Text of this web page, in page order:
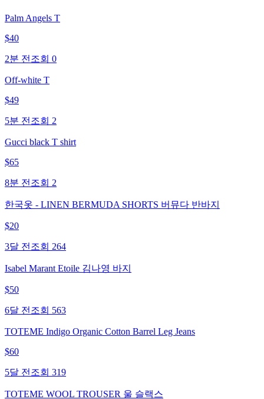
Palm Angels T
$40
2분 전 조회 0
Off-white T
$49
5분 전 조회 2
Gucci black T shirt
$65
8분 전 조회 2
한국옷 - LINEN BERMUDA SHORTS 버뮤다 반바지
$20
3달 전 조회 264
Isabel Marant Etoile 김나영 바지
$50
6달 전 조회 563
TOTEME Indigo Organic Cotton Barrel Leg Jeans
$60
5달 전 조회 319
TOTEME WOOL TROUSER 울 슬랙스